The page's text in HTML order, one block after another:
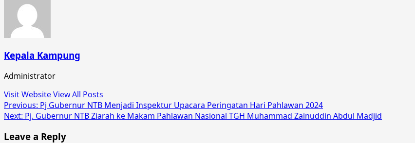
Kepala Kampung
Administrator
Visit WebsiteView All Posts
Post
navigation
Previous: Pj Gubernur NTB Menjadi Inspektur Upacara Peringatan Hari Pahlawan 2024
Next: Pj. Gubernur NTB Ziarah ke Makam Pahlawan Nasional TGH Muhammad Zainuddin Abdul Madjid
Leave a Reply